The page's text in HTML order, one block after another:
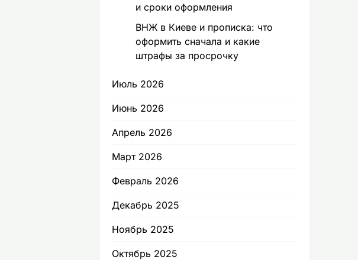
и сроки оформления
ВНЖ в Киеве и прописка: что
оформить сначала и какие
штрафы за просрочку
Июль 2026
Июнь 2026
Апрель 2026
Март 2026
Февраль 2026
Декабрь 2025
Ноябрь 2025
Октябрь 2025